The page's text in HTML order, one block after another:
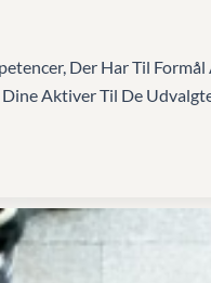
Der Har Til
Aktiver Til De